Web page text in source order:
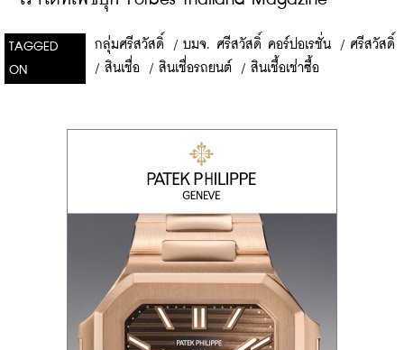
TAGGED
ON
กลุ่มศรีสวัสดิ์ / บมจ. ศรีสวัสดิ์ คอร์ปอเรชั่น / ศรีสวัสดิ์
/ สินเชื่อ / สินเชื่อรถยนต์ / สินเชื้อเช่าซื้อ